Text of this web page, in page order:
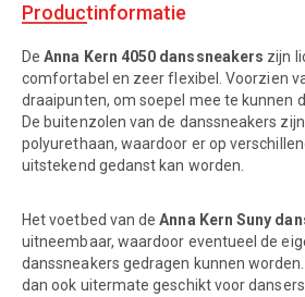
Productinformatie
DeAnna Kern 4050 danssneakers zijn
comfortabel en zeer flexibel. Voorzien
draaipunten, om soepel mee te kunnen
De buitenzolen van de danssneakers
polyurethaan, waardoor er op
uitstekend gedanst kan worden.
Het voetbed van deAnna Kern Suny
uitneembaar, waardoor eventueel de
danssneakers gedragen kunnen
dan ook uitermate geschikt voor